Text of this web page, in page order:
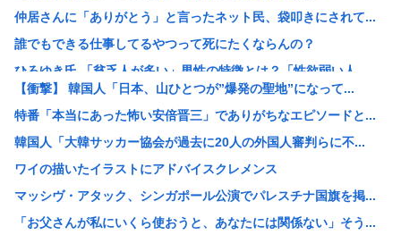
仲居さんに「ありがとう」と言ったネット民、袋叩きにされて...
誰でもできる仕事してるやつって死にたくならんの？
ひろゆき氏 「貧乏人が多い」男性の特徴とは？「性欲弱い人...
【悲報】17歳で無期懲役になった奴のご尊顔、ガチで怖い
【セール】牛丼！松屋の牛めし、豚めし、カレー、うなぎ、と...
【画像】快活CLUB、快活カレーを注文したのに快活カレー...
み い ちゃん枠審判員、大誤審の試合後涙ぐみながら謝罪
39独身女性ってもう人生詰んでんか？
【衝撃映像】インドの暴走族、レベチwww怖すぎる…
【衝撃】 韓国人「日本、山ひとつが”爆発の聖地”になって...
特番「本当にあった怖い安倍晋三」でありがちなエピソードと...
韓国人「大韓サッカー協会が過去に20人の外国人審判らに不...
ワイの描いたイラストにアドバイスクレメンス
マッシヴ・アタック、シンガポール公演でパレスチナ国旗を掲...
「お父さんが私にいくら使おうと、あなたには関係ない」そう...